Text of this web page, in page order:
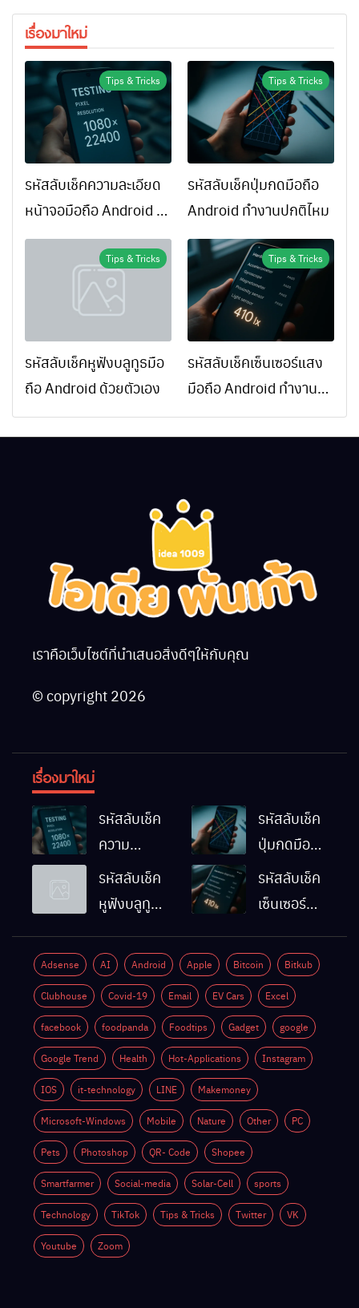
เรื่องมาใหม่
Tips & Tricks
รหัสลับเช็คความละเอียด
หน้าจอมือถือ Android ทำ
ยังไง
Tips & Tricks
รหัสลับเช็คปุ่มกดมือถือ
Android ทำงานปกติไหม
Tips & Tricks
รหัสลับเช็คหูฟังบลูทูธมือ
ถือ Android ด้วยตัวเอง
Tips & Tricks
รหัสลับเช็คเซ็นเซอร์แสง
มือถือ Android ทำงาน
ปกติไหม
เราคือเว็บไซต์ที่นำเสนอสิ่งดีๆให้กับคุณ
© copyright 2026
เรื่องมาใหม่
รหัสลับเช็ค
ความ
ละเอียดหน้า
จอมือถือ
รหัสลับเช็ค
ปุ่มกดมือถือ
Android
ทำงานปกติ
รหัสลับเช็ค
หูฟังบลูทูธ
Android
ด้วยตัวเอง
รหัสลับเช็ค
เซ็นเซอร์
Android
ทำงานปกติ
ไหม
Adsense AI Android Apple Bitcoin Bitkub
Clubhouse Covid-19 Email EV Cars Excel
facebook foodpanda Foodtips Gadget google
Google Trend Health Hot-Applications Instagram
IOS it-technology LINE Makemoney
Microsoft-Windows Mobile Nature Other PC
Pets Photoshop QR- Code Shopee
Smartfarmer Social-media Solar-Cell sports
Technology TikTok Tips & Tricks Twitter VK
Youtube Zoom